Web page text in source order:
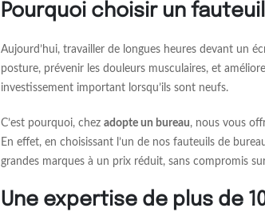
Pourquoi choisir un
Aujourd’hui, travailler de longues heures devant un
posture, prévenir les douleurs musculaires, et
investissement important lorsqu’ils sont neufs.
C’est pourquoi, chez adopte un bureau, nous vous
En effet, en choisissant l’un de nos fauteuils de
grandes marques à un prix réduit, sans compromis
Une expertise de plus de